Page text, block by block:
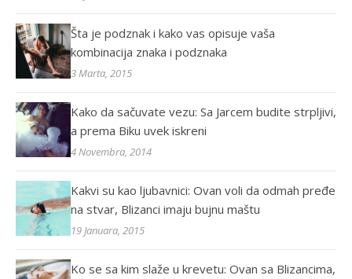
Šta je podznak i kako vas opisuje vaša
kombinacija znaka i podznaka
3 Marta, 2015
Kako da sačuvate vezu: Sa Jarcem budite strpljivi,
a prema Biku uvek iskreni
4 Novembra, 2014
Kakvi su kao ljubavnici: Ovan voli da odmah pređe
na stvar, Blizanci imaju bujnu maštu
19 Januara, 2015
Ko se sa kim slaže u krevetu: Ovan sa Blizancima,